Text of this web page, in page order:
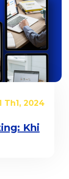
Th1, 2024
Khi